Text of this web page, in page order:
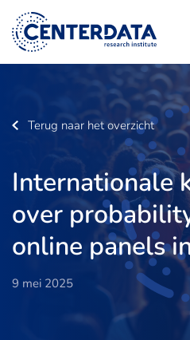
Terug naar het overzicht
Internationale
over
online panels
9 mei 2025